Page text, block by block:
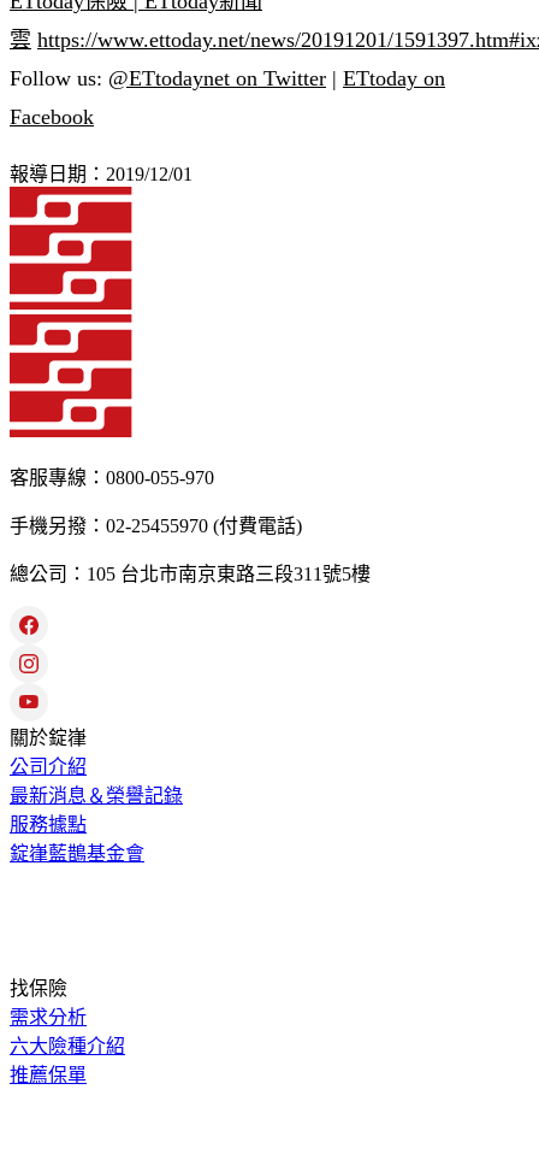
雲 https://www.ettoday.net/news/20191201/
Follow us: @ETtodaynet on Twitter | ETtoday on
Facebook
報導日期：2019/12/01
客服專線：0800-055-970
手機另撥：02-25455970 (付費電話)
總公司：105 台北市南京東路三段311號5樓
關於錠嵂
公司介紹
最新消息＆榮譽記錄
服務據點
錠嵂藍鵲基金會
找保險
需求分析
六大險種介紹
推薦保單